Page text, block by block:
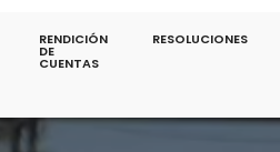
RENDICIÓN
DE
CUENTAS
RESOLUCIONES